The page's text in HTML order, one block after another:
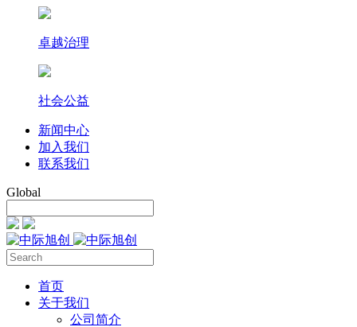
卓越治理
社会公益
新闻中心
加入我们
联系我们
Global
首页
关于我们
公司简介